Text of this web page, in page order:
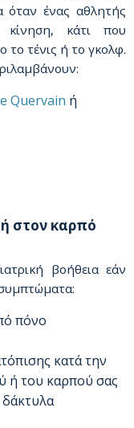
όταν ένας αθλητής
κίνηση, κάτι που
το τένις ή το γκολφ.
Quervain ή
στον καρπό
βοήθεια εάν
πόνο
κατά την
ή του καρπού σας